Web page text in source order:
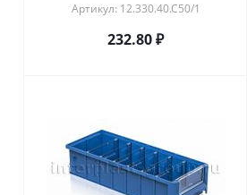
Артикул: 12.330.40.С50/1
232.80₽